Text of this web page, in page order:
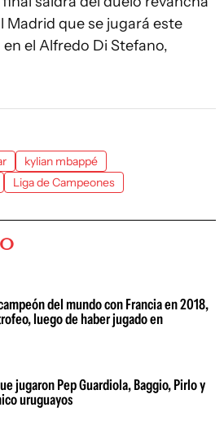
Madrid que se jugará este
el Alfredo Di Stefano,
kylian mbappé
Liga de Campeones
del mundo con Francia en 2018,
luego de haber jugado en
jugaron Pep Guardiola, Baggio, Pirlo y
uruguayos